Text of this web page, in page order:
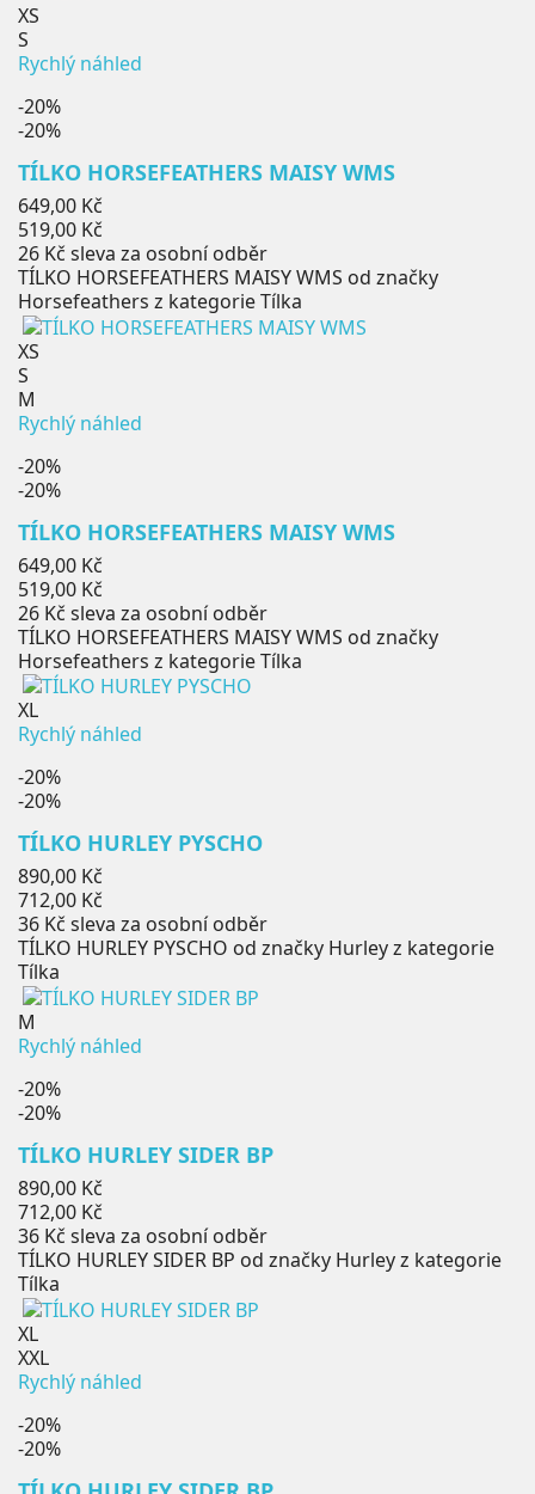
XS
S
Rychlý náhled
-20%
-20%
TÍLKO HORSEFEATHERS MAISY WMS
Běžná
cena
649,00 Kč
Cena
519,00 Kč
26 Kč sleva za osobní odběr
TÍLKO HORSEFEATHERS MAISY WMS od značky
Horsefeathers z kategorie Tílka
XS
S
M
Rychlý náhled
-20%
-20%
TÍLKO HORSEFEATHERS MAISY WMS
Běžná
cena
649,00 Kč
Cena
519,00 Kč
26 Kč sleva za osobní odběr
TÍLKO HORSEFEATHERS MAISY WMS od značky
Horsefeathers z kategorie Tílka
XL
Rychlý náhled
-20%
-20%
TÍLKO HURLEY PYSCHO
Běžná
cena
890,00 Kč
Cena
712,00 Kč
36 Kč sleva za osobní odběr
TÍLKO HURLEY PYSCHO od značky Hurley z kategorie
Tílka
M
Rychlý náhled
-20%
-20%
TÍLKO HURLEY SIDER BP
Běžná
cena
890,00 Kč
Cena
712,00 Kč
36 Kč sleva za osobní odběr
TÍLKO HURLEY SIDER BP od značky Hurley z kategorie
Tílka
XL
XXL
Rychlý náhled
-20%
-20%